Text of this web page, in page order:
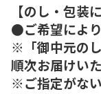
【のし・包装
●ご希望により
※「御中元の
順次お届けいた
※ご指定がな